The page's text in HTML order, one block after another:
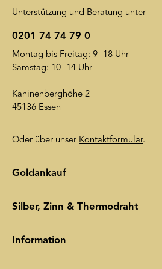
Unterstützung und Beratung unter
0201 74 74 79 0
Montag bis Freitag: 9 -18 Uhr
Samstag: 10 -14 Uhr
Kaninenberghöhe 2
45136 Essen
Oder über unser Kontaktformular.
Goldankauf
Silber, Zinn & Thermodraht
Information